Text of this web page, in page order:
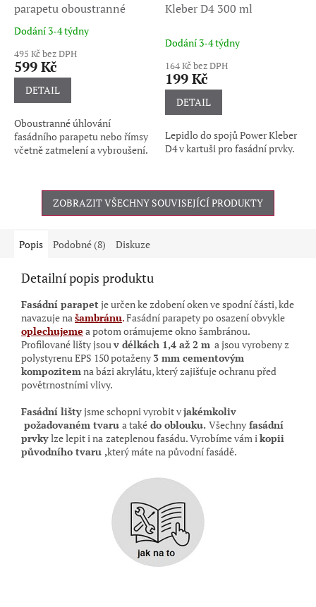
parapetu oboustranné
Průměrné
hodnocení
produktu
je
5,0
z
hvězdiček.
Dodání 3-4 týdny
495 Kč bez DPH
599 Kč
DETAIL
Oboustranné úhlování
fasádního parapetu nebo římsy
včetně zatmelení a vybroušení.
Kleber D4 300 ml
Dodání 3-4 týdny
164 Kč bez DPH
199 Kč
DETAIL
Lepidlo do spojů Power Kleber
D4 v kartuši pro fasádní prvky.
ZOBRAZIT VŠECHNY SOUVISEJÍCÍ PRODUKTY
Popis Podobné (8) Diskuze
Detailní popis produktu
Fasádní parapetjeurčen ke zdobení oken ve spodní části, kde
navazuje našambránu.Fasádní parapety po osazení obvykle
oplechujeme a potom orámujeme okno šambránou.
Profilované lišty jsouv délkách 1,4 až 2 m a jsou vyrobeny z
polystyrenu EPS 150 potaženy 3 mm cementovým
kompozitemna bázi akrylátu, který zajišťuje ochranu před
povětrnostními vlivy.
Fasádní lištyjsme schopni vyrobit vjakémkoliv
požadovaném tvaru a také do oblouku. Všechny fasádní
prvky lze lepit i na zateplenou fasádu. Vyrobíme vám ikopii
původního tvaru ,který máte na původnífasádě.